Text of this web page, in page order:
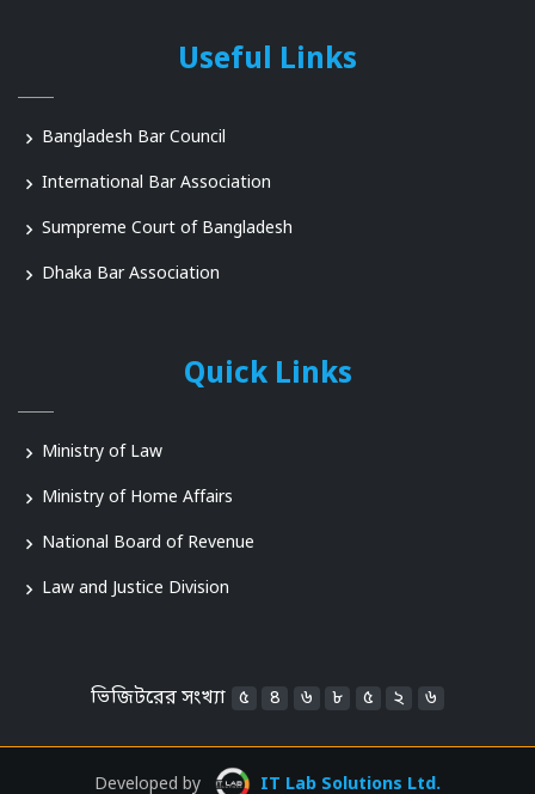
Useful Links
Bangladesh Bar Council
International Bar Association
Sumpreme Court of Bangladesh
Dhaka Bar Association
Quick Links
Ministry of Law
Ministry of Home Affairs
National Board of Revenue
Law and Justice Division
ভিজিটরের সংখ্যা ৫ ৪ ৬ ৮ ৫ ২ ৬
Developed by IT Lab Solutions Ltd.